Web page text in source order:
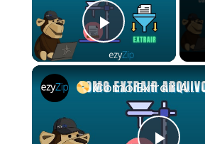
Play Video
Como Extrair Arquivos NRG Online Grátis | Sem Instalar Software